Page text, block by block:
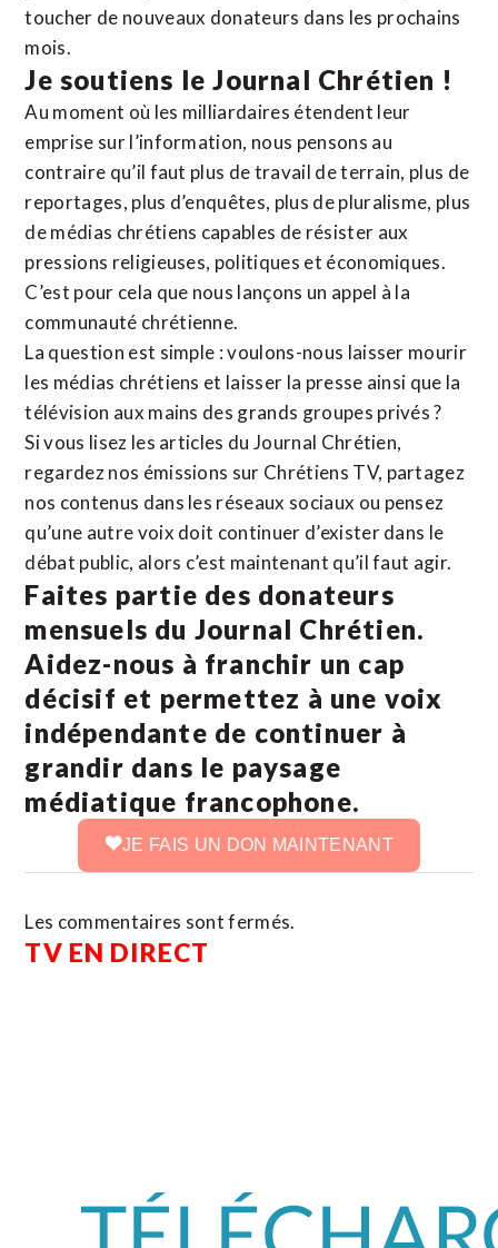
toucher de nouveaux donateurs dans les prochains
mois.
Je soutiens le Journal Chrétien !
Au moment où les milliardaires étendent leur
emprise sur l’information, nous pensons au
contraire qu’il faut plus de travail de terrain, plus de
reportages, plus d’enquêtes, plus de pluralisme, plus
de médias chrétiens capables de résister aux
pressions religieuses, politiques et économiques.
C’est pour cela que nous lançons un appel à la
communauté chrétienne.
La question est simple : voulons-nous laisser mourir
les médias chrétiens et laisser la presse ainsi que la
télévision aux mains des grands groupes privés ?
Si vous lisez les articles du Journal Chrétien,
regardez nos émissions sur Chrétiens TV, partagez
nos contenus dans les réseaux sociaux ou pensez
qu’une autre voix doit continuer d’exister dans le
débat public, alors c’est maintenant qu’il faut agir.
Faites partie des donateurs
mensuels du Journal Chrétien.
Aidez-nous à franchir un cap
décisif et permettez à une voix
indépendante de continuer à
grandir dans le paysage
médiatique francophone.
JE FAIS UN DON MAINTENANT
Les commentaires sont fermés.
TV EN DIRECT